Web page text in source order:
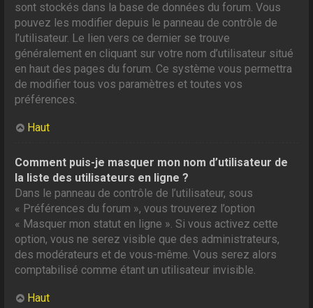
sont stockés dans la base de données du forum. Vous
pouvez les modifier depuis le panneau de contrôle de
l’utilisateur. Le lien vers ce dernier se trouve
généralement en cliquant sur votre nom d’utilisateur situé
en haut des pages du forum. Ce système vous permettra
de modifier tous vos paramètres et toutes vos
préférences.
Haut
Comment puis-je masquer mon nom d’utilisateur de
la liste des utilisateurs en ligne ?
Dans le panneau de contrôle de l’utilisateur, sous
« Préférences du forum », vous trouverez l’option
« Masquer mon statut en ligne ». Si vous activez cette
option, vous ne serez visible que des administrateurs,
des modérateurs et de vous-même. Vous serez alors
comptabilisé comme étant un utilisateur invisible.
Haut